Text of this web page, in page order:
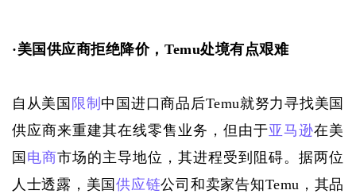
·美国供应商拒绝降价， Temu处境有点艰难
自从美国 限制 中国进口商品后Temu就努力寻找美国
供应商来重建其在线零售业务，但由于亚马逊在美
国 电商市场的主导地位，其进程受到阻碍。据两位
人士透露，美国供应链公司和卖家告知Temu，其品